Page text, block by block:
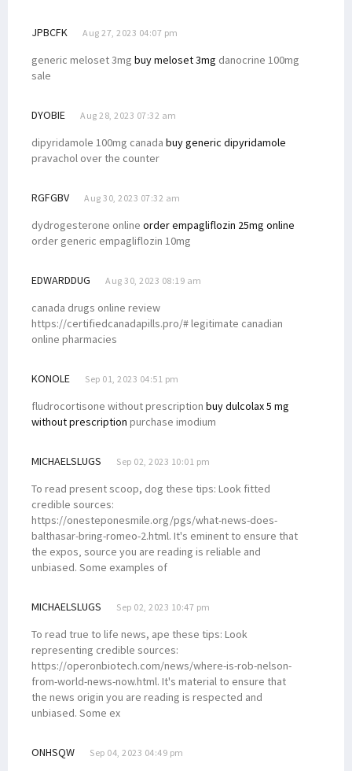
JPBCFK Aug 27, 2023 04:07 pm
generic meloset 3mg buy meloset 3mg danocrine 100mg
sale
DYOBIE Aug 28, 2023 07:32 am
dipyridamole 100mg canada buy generic dipyridamole
pravachol over the counter
RGFGBV Aug 30, 2023 07:32 am
dydrogesterone online order empagliflozin 25mg online
order generic empagliflozin 10mg
EDWARDDUG Aug 30, 2023 08:19 am
canada drugs online review
https://certifiedcanadapills.pro/# legitimate canadian
online pharmacies
KONOLE Sep 01, 2023 04:51 pm
fludrocortisone without prescription buy dulcolax 5 mg
without prescription purchase imodium
MICHAELSLUGS Sep 02, 2023 10:01 pm
To read present scoop, dog these tips: Look fitted
credible sources:
https://onesteponesmile.org/pgs/what-news-does-
balthasar-bring-romeo-2.html. It's eminent to ensure that
the expos‚ source you are reading is reliable and
unbiased. Some examples of
MICHAELSLUGS Sep 02, 2023 10:47 pm
To read true to life news, ape these tips: Look
representing credible sources:
https://operonbiotech.com/news/where-is-rob-nelson-
from-world-news-now.html. It's material to ensure that
the news origin you are reading is respected and
unbiased. Some ex
ONHSQW Sep 04, 2023 04:49 pm